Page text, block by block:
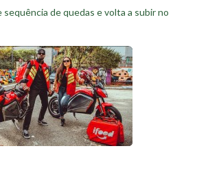
de quedas e volta a subir no